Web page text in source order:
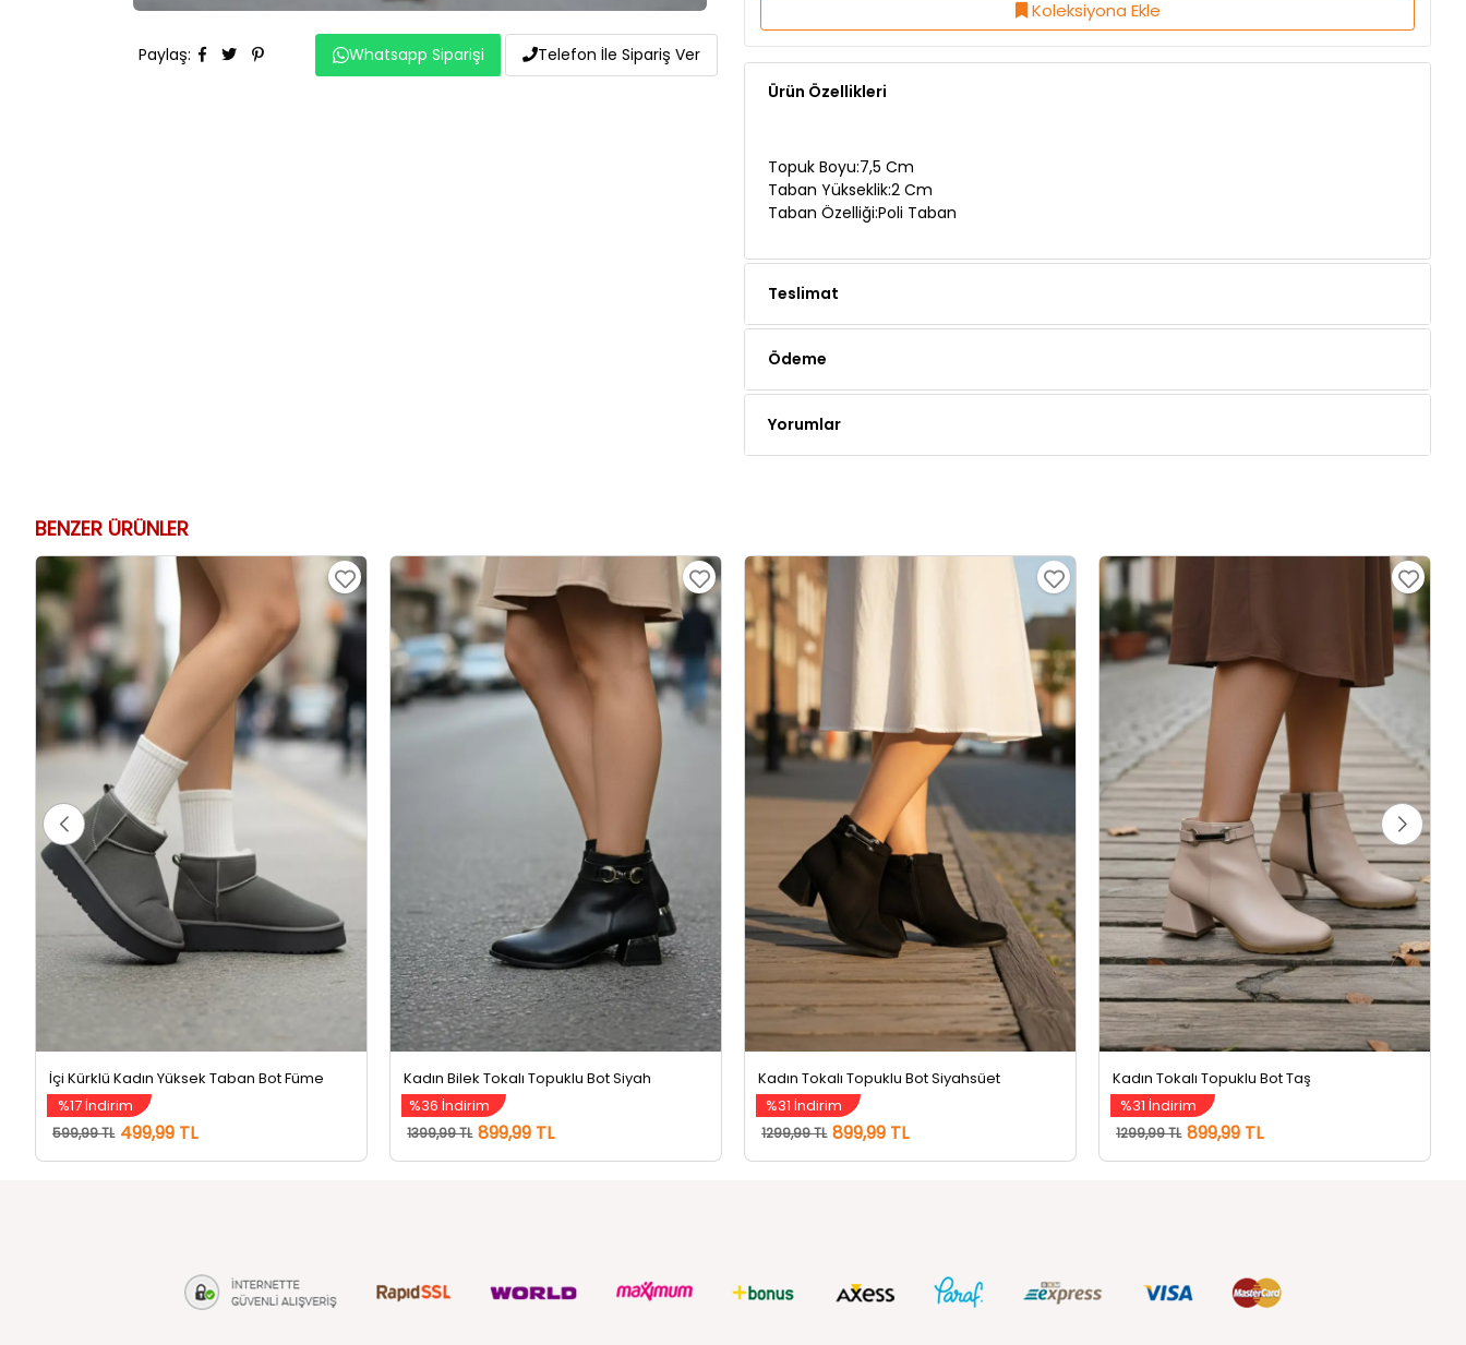
Paylaş: Whatsapp Siparişi Telefon İle Sipariş Ver
Ürün Özellikleri
Taban Özelliği:Poli Taban
İçi Kürklü Kadın Yüksek Taban Bot Füme
%17 İndirim
599,99 TL 499,99 TL
Kadın Bilek Tokalı Topuklu Bot Siyah
%36 İndirim
1399,99 TL 899,99 TL
Kadın Tokalı Topuklu Bot Siyahsüet
%31 İndirim
1299,99 TL 899,99 TL
Kadın Tokalı Topuklu Bot Taş
%31 İndirim
1299,99 TL 899,99 TL